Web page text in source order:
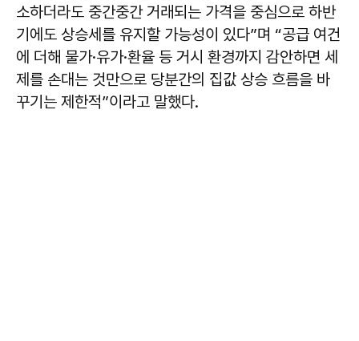
소하더라도 중간중간 거래되는 가격을 중심으로 하반
기에도 상승세를 유지할 가능성이 있다”며 “공급 여건
에 더해 물가·유가·환율 등 거시 환경까지 감안하면 세
제를 손대는 것만으로 당분간의 집값 상승 흐름을 바
꾸기는 제한적”이라고 말했다.